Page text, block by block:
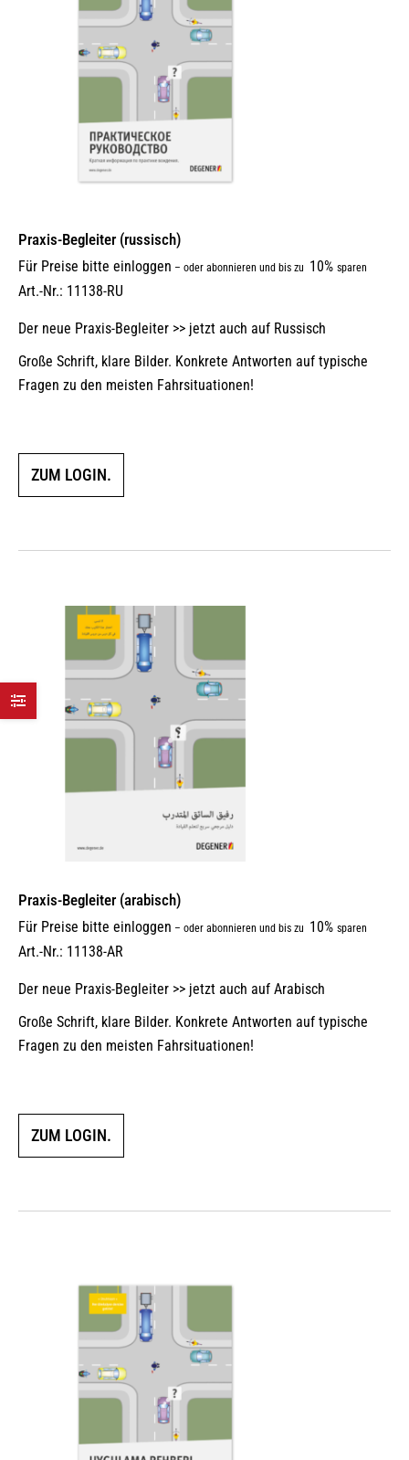
Praxis-Begleiter (russisch)
Für Preise bitte einloggen – oder abonnieren und bis zu 10% sparen
Art.-Nr.: 11138-RU
Der neue Praxis-Begleiter >> jetzt auch auf Russisch
Große Schrift, klare Bilder. Konkrete Antworten auf typische
Fragen zu den meisten Fahrsituationen!
ZUM LOGIN.
Praxis-Begleiter (arabisch)
Für Preise bitte einloggen – oder abonnieren und bis zu 10% sparen
Art.-Nr.: 11138-AR
Der neue Praxis-Begleiter >> jetzt auch auf Arabisch
Große Schrift, klare Bilder. Konkrete Antworten auf typische
Fragen zu den meisten Fahrsituationen!
ZUM LOGIN.